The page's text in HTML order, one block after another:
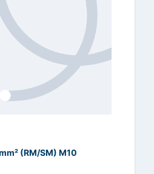
(RM/SM) M10